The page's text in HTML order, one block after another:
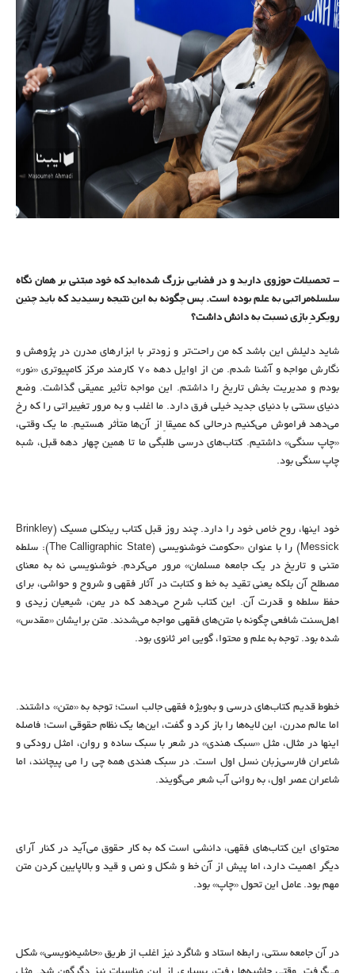
- تحصیلات حوزوی دارید و در فضایی بزرگ شده‌اید که خود مبتنی بر همان نگاه
سلسله‌مراتبی به علم بوده است. پس چگونه به این نتیجه رسیدید که باید چنین
رویکردِ بازی نسبت به دانش داشت؟
شاید دلیلش این باشد که من راحت‌تر و زودتر با ابزارهای مدرن در پژوهش و
نگارش مواجه و آشنا شدم. من از اوایل دهه ۷۰ کارمند مرکز کامپیوتری «نور»
بودم و مدیریت بخش تاریخ را داشتم. این مواجه تأثیر عمیقی گذاشت. وضع
دنیای سنتی با دنیای جدید خیلی فرق دارد. ما اغلب و به مرور تغییراتی را که رخ
می‌دهد فراموش می‌کنیم درحالی که عمیقاً از آن‌ها متأثر هستیم. ما یک وقتی،
«چاپ سنگی» داشتیم. کتاب‌های درسی طلبگی ما تا همین چهار دهه قبل، شبه
چاپ سنگی بود.
خود اینها، روح خاص خود را دارد. چند روز قبل کتاب رینکلی مسیک (Brinkley
Messick) را با عنوان «حکومت خوشنویسی (The Calligraphic State): سلطه
متنی و تاریخ در یک جامعه مسلمان» مرور می‌کردم. خوشنویسی نه به معنای
مصطلح آن بلکه یعنی تقید به خط و کتابت در آثار فقهی و شروح و حواشی، برای
حفظ سلطه و قدرت آن. این کتاب شرح می‌دهد که در یمن، شیعیان زیدی و
اهل‌سنت شافعی چگونه با متن‌های فقهی مواجه می‌شدند. متن برایشان «مقدس»
شده بود. توجه به علم و محتوا، گویی امر ثانوی بود.
خطوط قدیم کتاب‌های درسی و به‌ویژه فقهی جالب است؛ توجه به «متن» داشتند.
اما عالم مدرن، این لایه‌ها را باز کرد و گفت، این‌ها یک نظام حقوقی است؛ فاصله
اینها در مثال، مثل «سبک هندی» در شعر با سبک ساده و روان، امثل رودکی و
شاعران فارسی‌زبان نسل اول است. در سبک هندی همه چی را می پیچانند، اما
شاعران عصر اول، به روانی آب شعر می‌گویند.
محتوای این کتاب‌های فقهی، دانشی است که به کار حقوق می‌آید در کنار آرای
دیگر اهمیت دارد، اما پیش از آن خط و شکل و نص و قید و بالاپایین کردن متن
مهم بود. عامل این تحول «چاپ» بود.
در آن جامعه سنتی، رابطه استاد و شاگرد نیز اغلب از طریق «حاشیه‌نویسی» شکل